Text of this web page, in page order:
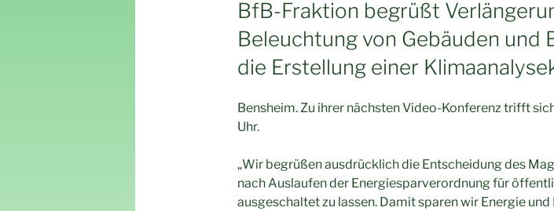
BfB-Fraktion begrüßt
Beleuchtung von Gebäuden und
die Erstellung einer
Bensheim. Zu ihrer nächsten Video-Konferenz trifft
Uhr.
„Wir begrüßen ausdrücklich die Entscheidung des
nach Auslaufen der Energiesparverordnung für
ausgeschaltet zu lassen. Damit sparen wir Energie